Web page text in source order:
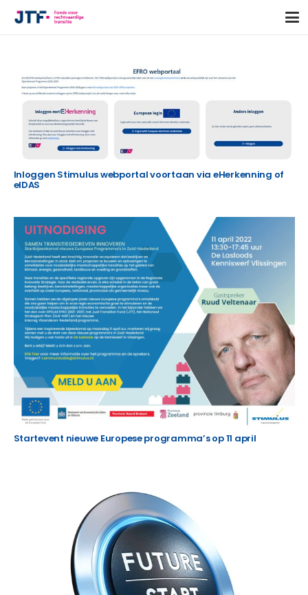
Inloggen Stimulus webportal voortaan via eHerkenning of
eIDAS
Startevent nieuwe Europese programma’s op 11 april